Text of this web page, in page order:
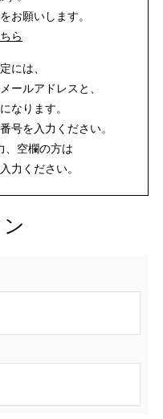
お願いします。
ら
には、
ールアドレスと、
なります。
号を入力ください。
、空欄の方は
力ください。